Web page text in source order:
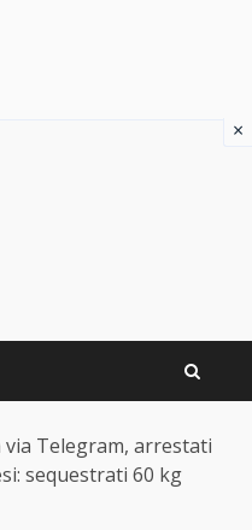
Telegram, arrestati
sequestrati 60 kg
×